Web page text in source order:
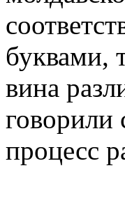
буквами,
вина
говорили
процесс